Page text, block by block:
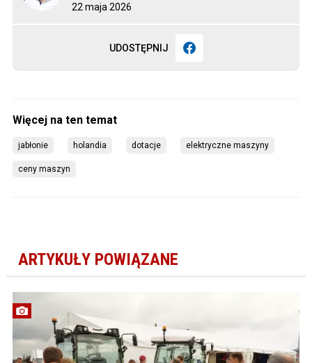
22 maja 2026
UDOSTĘPNIJ
jabłonie holandia dotacje elektryczne maszyny
ceny maszyn
ARTYKUŁY POWIĄZANE